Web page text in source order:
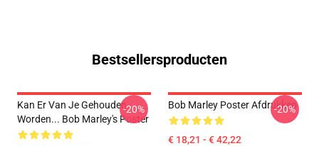
Bestsellersproducten
Kan Er Van Je Gehouden
Worden... Bob Marley's Poster
-20% Bob Marley Poster Afdrukken
€ 18,21 - € 42,22
-20%